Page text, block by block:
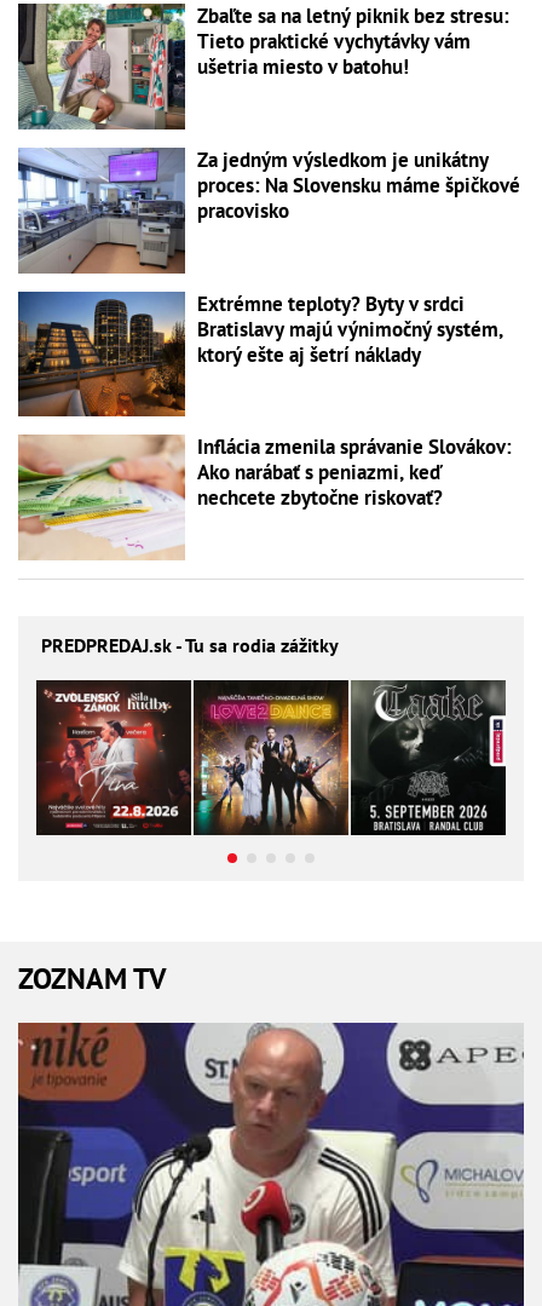
Zbaľte sa na letný piknik bez stresu:
Tieto praktické vychytávky vám
ušetria miesto v batohu!
Za jedným výsledkom je unikátny
proces: Na Slovensku máme špičkové
pracovisko
Extrémne teploty? Byty v srdci
Bratislavy majú výnimočný systém,
ktorý ešte aj šetrí náklady
Inflácia zmenila správanie Slovákov:
Ako narábať s peniazmi, keď
nechcete zbytočne riskovať?
PREDPREDAJ.sk - Tu sa rodia zážitky
ZOZNAM TV